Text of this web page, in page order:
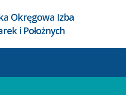
Okręgowa Izba
i Położnych